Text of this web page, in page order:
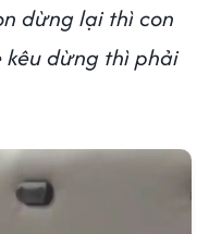
dừng lại thì con
kêu dừng thì phải